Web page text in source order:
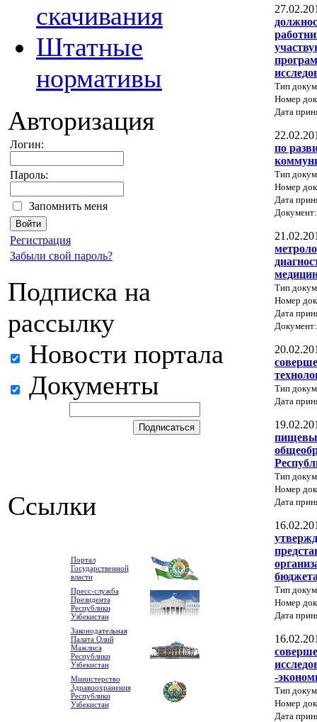
скачивания
Штатные
нормативы
Авторизация
Логин:
Пароль:
Запомнить меня
Регистрация
Забыли свой пароль?
Подписка на
рассылку
Новости портала
Документы
Ссылки
Портал
Государственной
власти
Пресс-служба
Президента
Республики
Узбекистан
Законодательная
Палата Олий
Мажлиса
Республики
Узбекистан
Министерство
Здравоохранения
Республики
Узбекистан
Тип
Номер
Дата
по
Тип
Номер
Дата
Тип
Номер
Дата
Тип
Дата
Тип
Номер
Дата
Тип
Номер
Дата
-
Тип
Номер
Дата